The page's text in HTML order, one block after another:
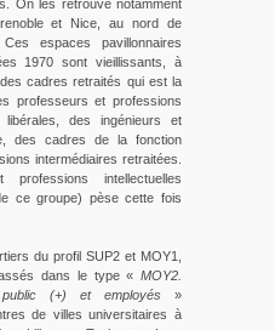
On les retrouve notamment
et Nice, au nord de
espaces pavillonnaires
1970 sont vieillissants, à
cadres retraités qui est la
professeurs et professions
libérales, des ingénieurs et
des cadres de la fonction
intermédiaires retraitées.
intellectuelles
ce groupe) pèse cette fois
du profil SUP2 et MOY1,
dans le type « MOY2.
(+) et employés »
de villes universitaires à